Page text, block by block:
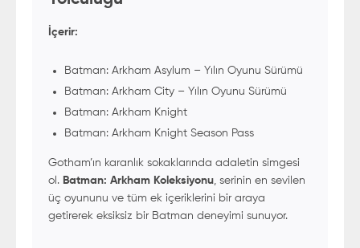
İçerir:
Batman: Arkham Asylum – Yılın Oyunu Sürümü
Batman: Arkham City – Yılın Oyunu Sürümü
Batman: Arkham Knight
Batman: Arkham Knight Season Pass
Gotham’ın karanlık sokaklarında adaletin simgesi
ol. Batman: Arkham Koleksiyonu , serinin en sevilen
üç oyununu ve tüm ek içeriklerini bir araya
getirerek eksiksiz bir Batman deneyimi sunuyor.